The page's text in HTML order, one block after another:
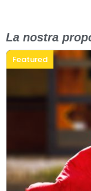
La nostra
Featured